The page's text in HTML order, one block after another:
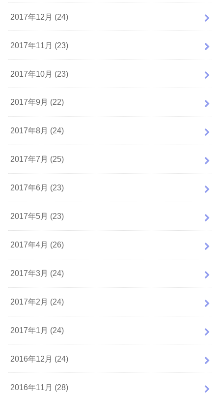
2017年12月 (24)
2017年11月 (23)
2017年10月 (23)
2017年9月 (22)
2017年8月 (24)
2017年7月 (25)
2017年6月 (23)
2017年5月 (23)
2017年4月 (26)
2017年3月 (24)
2017年2月 (24)
2017年1月 (24)
2016年12月 (24)
2016年11月 (28)